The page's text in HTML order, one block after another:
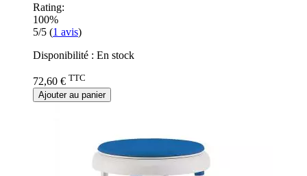
Rating:
100%
5/5 (1 avis)
Disponibilité : En stock
72,60 € TTC
Ajouter au panier